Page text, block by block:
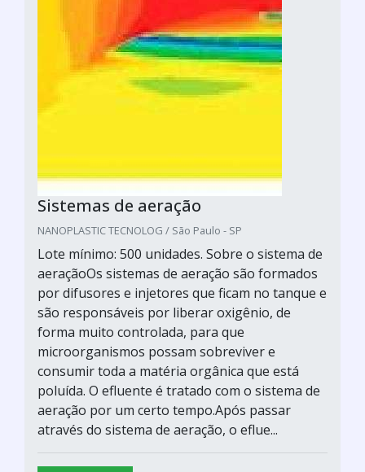
Sistemas de aeração
NANOPLASTIC TECNOLOG / São Paulo - SP
Lote mínimo: 500 unidades. Sobre o sistema de
aeraçãoOs sistemas de aeração são formados
por difusores e injetores que ficam no tanque e
são responsáveis por liberar oxigênio, de
forma muito controlada, para que
microorganismos possam sobreviver e
consumir toda a matéria orgânica que está
poluída. O efluente é tratado com o sistema de
aeração por um certo tempo.Após passar
através do sistema de aeração, o eflue...